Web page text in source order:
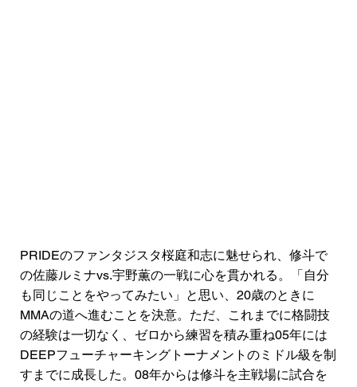
PRIDEのファンタジスタ桜庭和志に魅せられ、修斗で
の佐藤ルミナvs.宇野薫の一戦に心を貫かれる。「自分
も同じことをやってみたい」と思い、20歳のときに
MMAの道へ進むことを決意。ただ、これまでに格闘技
の経験は一切なく、ゼロから練習を積み重ね05年には
DEEPフューチャーキングトーナメントのミドル級を制
すまでに成長した。08年からは修斗を主戦場に試合を